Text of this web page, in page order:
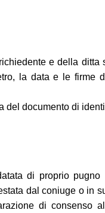
e della ditta
la data e le firme
del documento di
di proprio pugno
dal coniuge o in
di consenso